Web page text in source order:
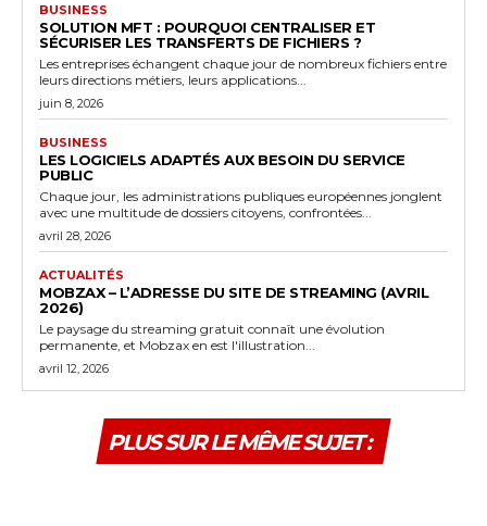
BUSINESS
SOLUTION MFT : POURQUOI CENTRALISER ET
SÉCURISER LES TRANSFERTS DE FICHIERS ?
Les entreprises échangent chaque jour de nombreux fichiers entre
leurs directions métiers, leurs applications...
juin 8, 2026
BUSINESS
LES LOGICIELS ADAPTÉS AUX BESOIN DU SERVICE
PUBLIC
Chaque jour, les administrations publiques européennes jonglent
avec une multitude de dossiers citoyens, confrontées...
avril 28, 2026
ACTUALITÉS
MOBZAX – L’ADRESSE DU SITE DE STREAMING (AVRIL
2026)
Le paysage du streaming gratuit connaît une évolution
permanente, et Mobzax en est l'illustration...
avril 12, 2026
PLUS SUR LE MÊME SUJET :